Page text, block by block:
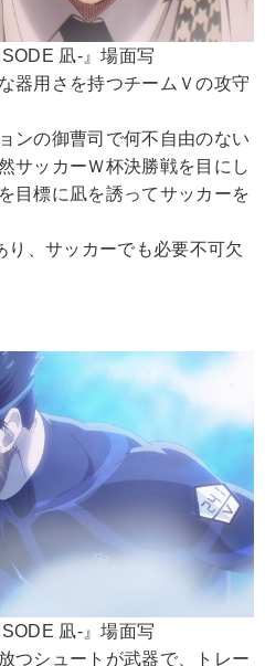
凪-』場面写
器用さを持つチームＶの攻守
ンの御曹司で何不自由のない
サッカーＷ杯決勝戦を目にし
目標に凪を誘ってサッカーを
り、サッカーでも必要不可欠
凪-』場面写
つシュートが武器で、トレー